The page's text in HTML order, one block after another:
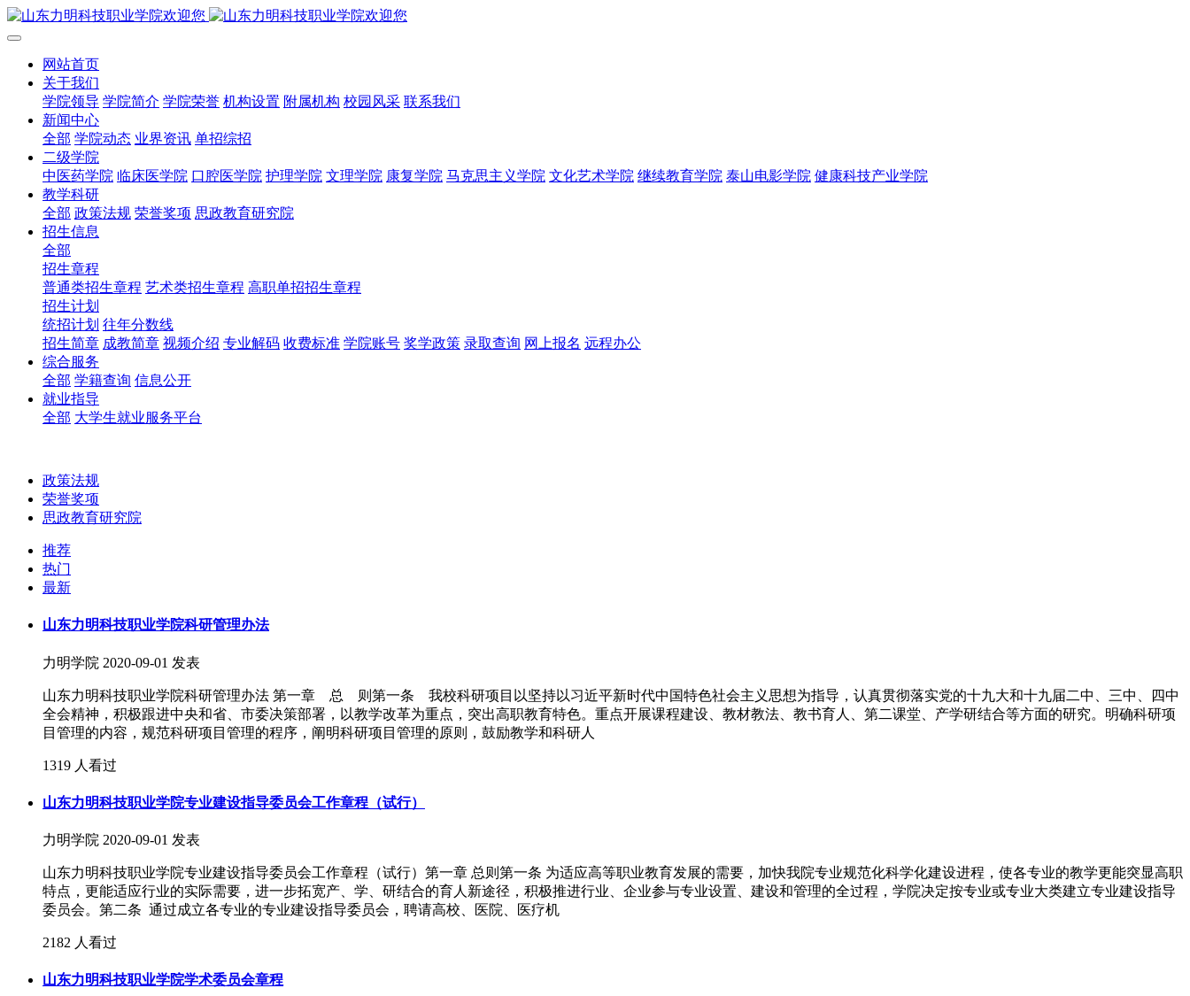
网站首页
关于我们
学院领导 学院简介 学院荣誉 机构设置 附属机构 校园风采 联系我们
新闻中心
全部 学院动态 业界资讯 单招综招
二级学院
中医药学院 临床医学院 口腔医学院 护理学院 文理学院 康复学院 马克思主义学院 文化艺术学院 继续教育学院 泰山电影学院 健康科技产业学院
教学科研
全部 政策法规 荣誉奖项 思政教育研究院
招生信息
全部
招生章程
普通类招生章程 艺术类招生章程 高职单招招生章程
招生计划
统招计划 往年分数线
招生简章 成教简章 视频介绍 专业解码 收费标准 学院账号 奖学政策 录取查询 网上报名 远程办公
综合服务
全部 学籍查询 信息公开
就业指导
全部 大学生就业服务平台
政策法规
荣誉奖项
思政教育研究院
推荐
热门
最新
山东力明科技职业学院科研管理办法
力明学院 2020-09-01 发表
山东力明科技职业学院科研管理办法 第一章 总 则第一条 我校科研项目以坚持以习近平新时代中国特色社会主义思想为指导，认真贯彻落实党的十九大和十九届二中、三中、四中
全会精神，积极跟进中央和省、市委决策部署，以教学改革为重点，突出高职教育特色。重点开展课程建设、教材教法、教书育人、第二课堂、产学研结合等方面的研究。明确科研项
目管理的内容，规范科研项目管理的程序，阐明科研项目管理的原则，鼓励教学和科研人
1319 人看过
山东力明科技职业学院专业建设指导委员会工作章程（试行）
力明学院 2020-09-01 发表
山东力明科技职业学院专业建设指导委员会工作章程（试行）第一章 总则第一条 为适应高等职业教育发展的需要，加快我院专业规范化科学化建设进程，使各专业的教学更能突显高职
特点，更能适应行业的实际需要，进一步拓宽产、学、研结合的育人新途径，积极推进行业、企业参与专业设置、建设和管理的全过程，学院决定按专业或专业大类建立专业建设指导
委员会。第二条 通过成立各专业的专业建设指导委员会，聘请高校、医院、医疗机
2182 人看过
山东力明科技职业学院学术委员会章程